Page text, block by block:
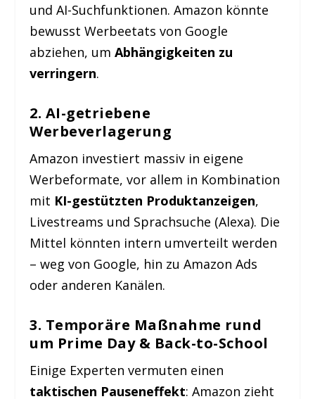
und AI-Suchfunktionen. Amazon könnte
bewusst Werbeetats von Google
abziehen, umAbhängigkeiten zu
verringern.
2. AI-getriebene
Werbeverlagerung
Amazon investiert massiv in eigene
Werbeformate, vor allem in Kombination
mit KI-gestützten Produktanzeigen,
Livestreams und Sprachsuche (Alexa). Die
Mittel könnten intern umverteilt werden
– weg von Google, hin zu Amazon Ads
oder anderen Kanälen.
3. Temporäre Maßnahme rund
um Prime Day & Back-to-School
Einige Experten vermuten einen
taktischen Pauseneffekt: Amazon zieht